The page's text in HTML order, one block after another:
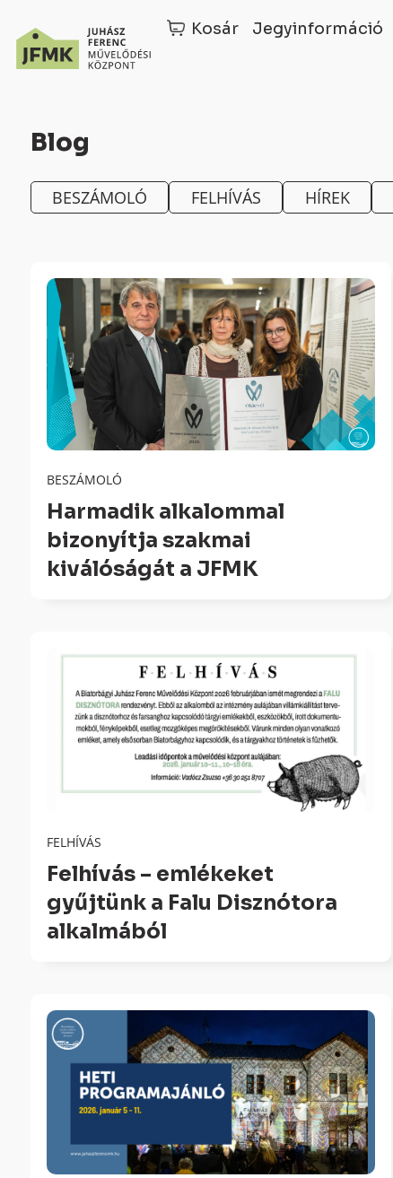
Content
navigációhoz
Kosár Jegyinformáció
Blog
BESZÁMOLÓ FELHÍVÁS HÍREK
BESZÁMOLÓ
Harmadik alkalommal
bizonyítja szakmai
kiválóságát a JFMK
FELHÍVÁS
Felhívás – emlékeket
gyűjtünk a Falu Disznótora
alkalmából